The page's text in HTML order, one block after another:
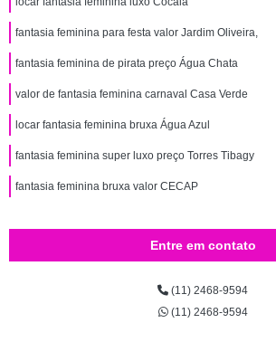
fantasia feminina para festa valor Jardim Oliveira,
fantasia feminina de pirata preço Água Chata
valor de fantasia feminina carnaval Casa Verde
locar fantasia feminina bruxa Água Azul
fantasia feminina super luxo preço Torres Tibagy
fantasia feminina bruxa valor CECAP
Entre em contato
(11) 2468-9594
(11) 2468-9594